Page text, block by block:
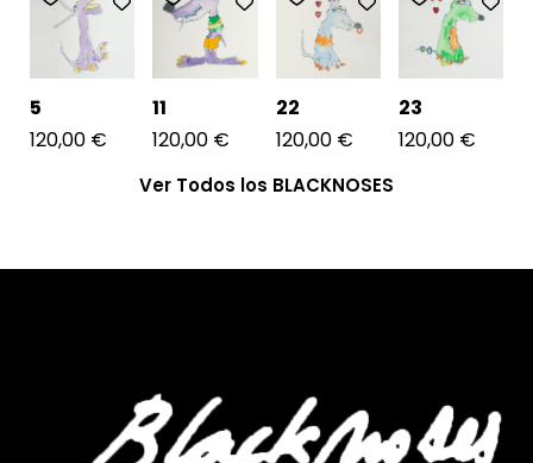
5
120,00 €
11
120,00 €
22
120,00 €
23
120,00 €
Ver Todos los BLACKNOSES